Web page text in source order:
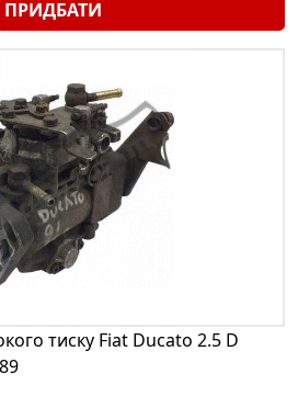
ПРИДБАТИ
тиску Fiat Ducato 2.5 D